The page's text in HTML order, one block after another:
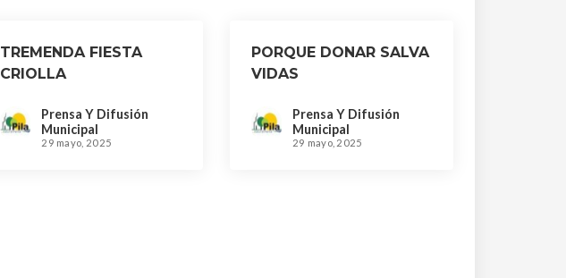
TREMENDA FIESTA
CRIOLLA
Prensa Y Difusión
Municipal
29 mayo, 2025
PORQUE DONAR SALVA
VIDAS
Prensa Y Difusión
Municipal
29 mayo, 2025